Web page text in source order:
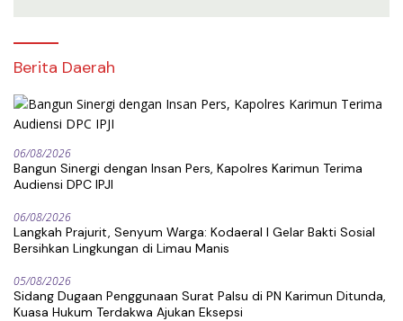
Berita Daerah
06/08/2026
Bangun Sinergi dengan Insan Pers, Kapolres Karimun Terima
Audiensi DPC IPJI
06/08/2026
Langkah Prajurit, Senyum Warga: Kodaeral I Gelar Bakti Sosial
Bersihkan Lingkungan di Limau Manis
05/08/2026
Sidang Dugaan Penggunaan Surat Palsu di PN Karimun Ditunda,
Kuasa Hukum Terdakwa Ajukan Eksepsi